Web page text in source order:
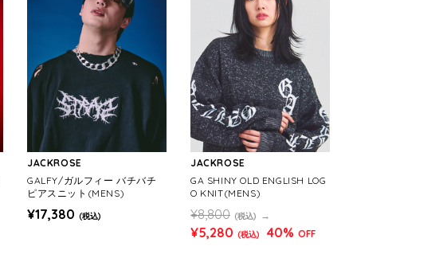
JACKROSE
GALFY/ガルフィー バチバチ
ピアスニット(MENS)
¥17,380 (税込)
JACKROSE
GA SHINY OLD ENGLISH LOG
O KNIT(MENS)
¥8,800 (税込)
¥5,280 (税込) 40% OFF